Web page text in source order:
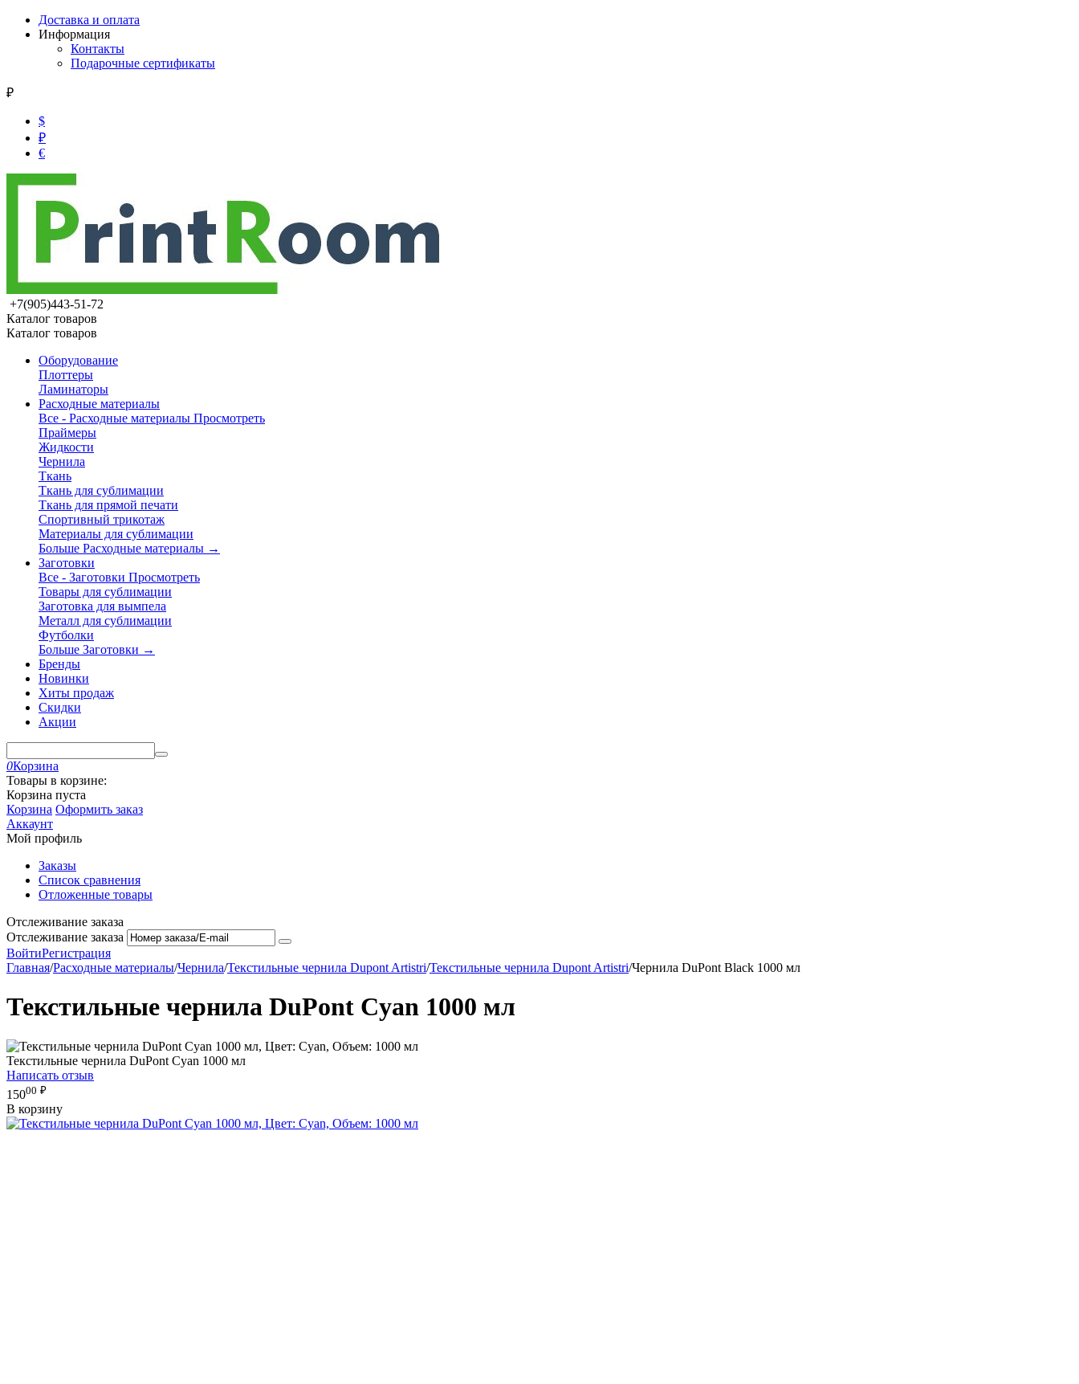
Доставка и оплата
Информация
Контакты
Подарочные сертификаты
₽
$
₽
€
+7(905)443-51-72
Каталог товаров
Каталог товаров
Оборудование
Плоттеры
Ламинаторы
Расходные материалы
Все - Расходные материалы Просмотреть
Праймеры
Жидкости
Чернила
Ткань
Ткань для сублимации
Ткань для прямой печати
Спортивный трикотаж
Материалы для сублимации
Больше Расходные материалы →
Заготовки
Все - Заготовки Просмотреть
Товары для сублимации
Заготовка для вымпела
Металл для сублимации
Футболки
Больше Заготовки →
Бренды
Новинки
Хиты продаж
Скидки
Акции
0Корзина
Товары в корзине:
Корзина пуста
Корзина Оформить заказ
Аккаунт
Мой профиль
Заказы
Список сравнения
Отложенные товары
Отслеживание заказа
Отслеживание заказа
ВойтиРегистрация
Главная/Расходные материалы/Чернила/Текстильные чернила Dupont Artistri/Текстильные чернила Dupont Artistri/Чернила DuPont Black 1000 мл
Текстильные чернила DuPont Cyan 1000 мл
Текстильные чернила DuPont Cyan 1000 мл
Написать отзыв
15000 ₽
В корзину